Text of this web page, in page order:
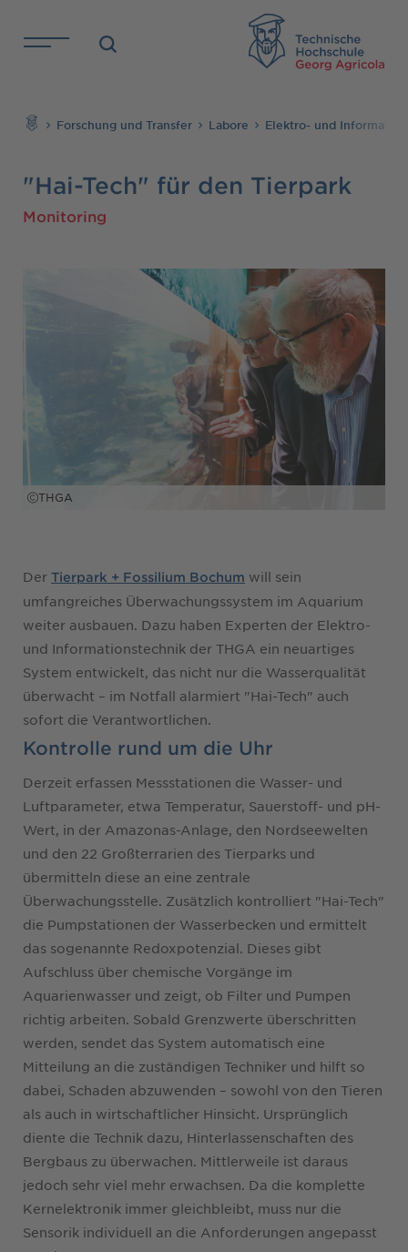
Direkt zu den Inhalten springen
Forschung und Transfer Labore Elektro- und
"Hai-Tech" für den Tierpark
Monitoring
THGA
Der Tierpark + Fossilium Bochum will sein
umfangreiches Überwachungssystem im Aquarium
weiter ausbauen. Dazu haben Experten der Elektro-
und Informationstechnik der THGA ein neuartiges
System entwickelt, das nicht nur die Wasserqualität
überwacht – im Notfall alarmiert "Hai-Tech" auch
sofort die Verantwortlichen.
Kontrolle rund um die Uhr
Derzeit erfassen Messstationen die Wasser- und
Luftparameter, etwa Temperatur, Sauerstoff- und pH-
Wert, in der Amazonas-Anlage, den Nordseewelten
und den 22 Großterrarien des Tierparks und
übermitteln diese an eine zentrale
Überwachungsstelle. Zusätzlich kontrolliert "Hai-Tech"
die Pumpstationen der Wasserbecken und ermittelt
das sogenannte Redoxpotenzial. Dieses gibt
Aufschluss über chemische Vorgänge im
Aquarienwasser und zeigt, ob Filter und Pumpen
richtig arbeiten. Sobald Grenzwerte überschritten
werden, sendet das System automatisch eine
Mitteilung an die zuständigen Techniker und hilft so
dabei, Schaden abzuwenden – sowohl von den Tieren
als auch in wirtschaftlicher Hinsicht. Ursprünglich
diente die Technik dazu, Hinterlassenschaften des
Bergbaus zu überwachen. Mittlerweile ist daraus
jedoch sehr viel mehr erwachsen. Da die komplette
Kernelektronik immer gleichbleibt, muss nur die
Sensorik individuell an die Anforderungen angepasst